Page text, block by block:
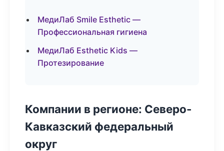
МедиЛаб Smile Esthetic —
Профессиональная гигиена
МедиЛаб Esthetic Kids —
Протезирование
Компании в регионе: Северо-
Кавказский федеральный
округ